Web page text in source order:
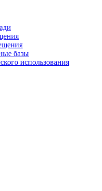
базы
использования